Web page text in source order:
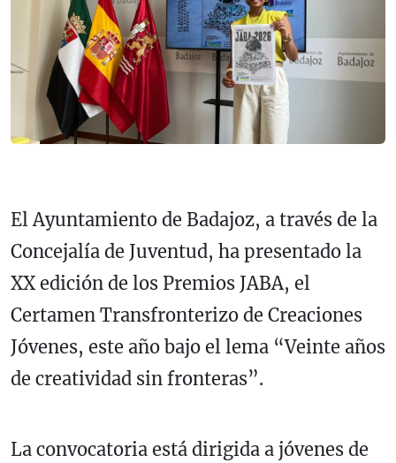
El Ayuntamiento de Badajoz, a través de la
Concejalía de Juventud, ha presentado la
XX edición de los Premios JABA, el
Certamen Transfronterizo de Creaciones
Jóvenes, este año bajo el lema “Veinte años
de creatividad sin fronteras”.
La convocatoria está dirigida a jóvenes de